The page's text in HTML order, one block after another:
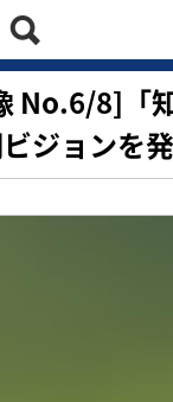
No.6/8]「
ジョンを